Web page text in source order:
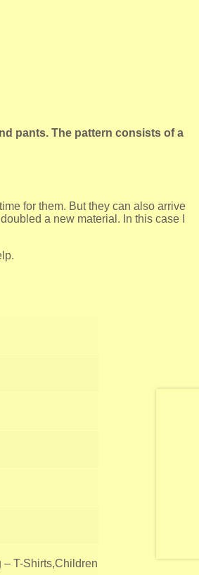
pants. The pattern consists of a
for them. But they can also arrive
a new material. In this case I
T-Shirts,Children